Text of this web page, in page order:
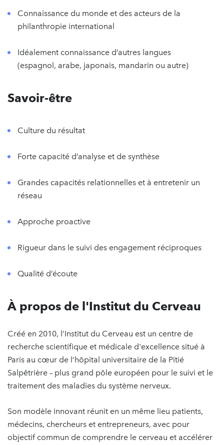
Connaissance du monde et des acteurs de la
philanthropie international
Idéalement connaissance d’autres langues
(espagnol, arabe, japonais, mandarin ou autre)
Savoir-être
Culture du résultat
Forte capacité d’analyse et de synthèse
Grandes capacités relationnelles et à entretenir un
réseau
Approche proactive
Rigueur dans le suivi des engagement réciproques
Qualité d’écoute
À propos de l'Institut du Cerveau
Créé en 2010, l’Institut du Cerveau est un centre de
recherche scientifique et médicale d'excellence situé à
Paris au cœur de l’hôpital universitaire de la Pitié
Salpêtrière – plus grand pôle européen pour le suivi et le
traitement des maladies du système nerveux.
Son modèle innovant réunit en un même lieu patients,
médecins, chercheurs et entrepreneurs, avec pour
objectif commun de comprendre le cerveau et accélérer